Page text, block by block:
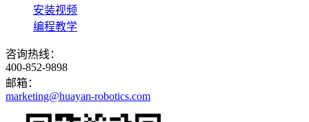
安装视频
编程教学
咨询热线：
400-852-9898
邮箱：
marketing@huayan-robotics.com